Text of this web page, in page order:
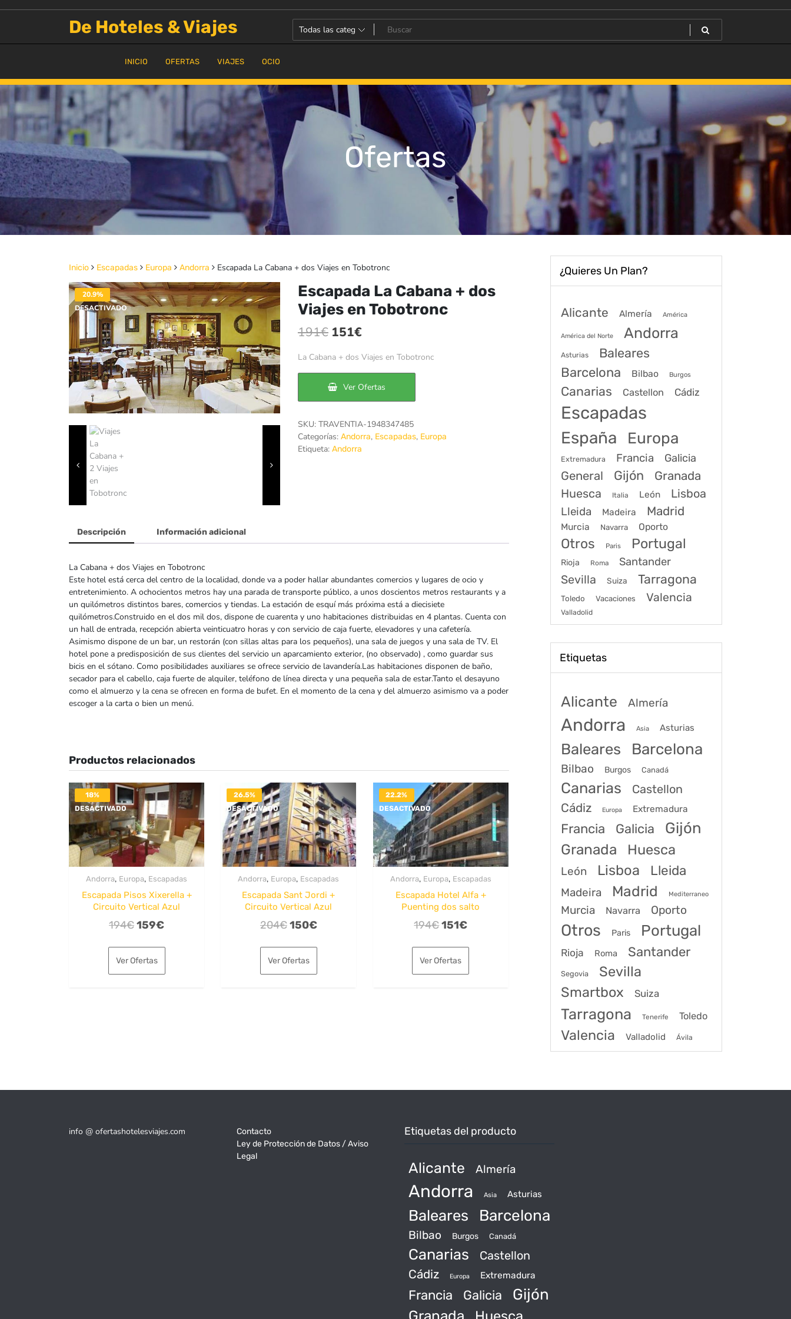
De Hoteles & Viajes
INICIO OFERTAS VIAJES OCIO
Ofertas
Inicio Escapadas Europa Andorra Escapada La Cabana + dos Viajes en Tobotronc
20.9%
DESACTIVADO
Escapada La Cabana + dos
Viajes en Tobotronc
191€ El
precio
era:
191€.
151€El
precio
es:
151€.
La Cabana + dos Viajes en Tobotronc
Ver Ofertas
SKU: TRAVENTIA-1948347485
Categorías: Andorra, Escapadas, Europa
Etiqueta: Andorra
Descripción Información adicional
La Cabana + dos Viajes en Tobotronc
Este hotel está cerca del centro de la localidad, donde va a poder hallar abundantes comercios y lugares de ocio y
entretenimiento. A ochocientos metros hay una parada de transporte público, a unos doscientos metros restaurants y a
un quilómetros distintos bares, comercios y tiendas. La estación de esquí más próxima está a diecisiete
quilómetros.Construido en el dos mil dos, dispone de cuarenta y uno habitaciones distribuidas en 4 plantas. Cuenta con
un hall de entrada, recepción abierta veinticuatro horas y con servicio de caja fuerte, elevadores y una cafetería.
Asimismo dispone de un bar, un restorán (con sillas altas para los pequeños), una sala de juegos y una sala de TV. El
hotel pone a predisposición de sus clientes del servicio un aparcamiento exterior, (no observado) , como guardar sus
bicis en el sótano. Como posibilidades auxiliares se ofrece servicio de lavandería.Las habitaciones disponen de baño,
secador para el cabello, caja fuerte de alquiler, teléfono de línea directa y una pequeña sala de estar.Tanto el desayuno
como el almuerzo y la cena se ofrecen en forma de bufet. En el momento de la cena y del almuerzo asimismo va a poder
escoger a la carta o bien un menú.
Productos relacionados
18%
DESACTIVADO
Andorra, Europa, Escapadas
Escapada Pisos Xixerella +
Circuito Vertical Azul
194€El
original
era:
159€El
es:
Ver Ofertas
26.5%
DESACTIVADO
Andorra, Europa, Escapadas
Escapada Sant Jordi +
Circuito Vertical Azul
204€El
original
era:
150€El
es:
Ver Ofertas
22.2%
DESACTIVADO
Andorra, Europa, Escapadas
Escapada Hotel Alfa +
Puenting dos salto
194€El
original
era:
151€El
es:
Ver Ofertas
¿Quieres Un Plan?
Alicante Almería América
América del Norte Andorra
Asturias Baleares
Barcelona Bilbao Burgos
Canarias Castellon Cádiz
Escapadas
España Europa
Extremadura Francia Galicia
General Gijón
Granada
Huesca
Italia León Lisboa
Lleida Madeira Madrid
Murcia Navarra Oporto
Otros Paris Portugal
Rioja Roma Santander
Sevilla Suiza Tarragona
Toledo Vacaciones Valencia
Valladolid
Etiquetas
Alicante Almería
Andorra Asia Asturias
Baleares Barcelona
Bilbao Burgos Canadá
Canarias
Castellon
Cádiz
Europa Extremadura
Francia Galicia Gijón
Granada Huesca
León Lisboa Lleida
Madeira Madrid Mediterraneo
Murcia Navarra Oporto
Otros Paris Portugal
Rioja Roma Santander
Segovia
Sevilla
Smartbox
Suiza
Tarragona Tenerife Toledo
Valencia Valladolid Ávila
info @ ofertashotelesviajes.com
Contacto
Ley de Protección de Datos / Aviso
Legal
Etiquetas del producto
Alicante Almería
Andorra Asia Asturias
Baleares Barcelona
Bilbao Burgos Canadá
Canarias
Castellon
Cádiz
Europa Extremadura
Francia Galicia Gijón